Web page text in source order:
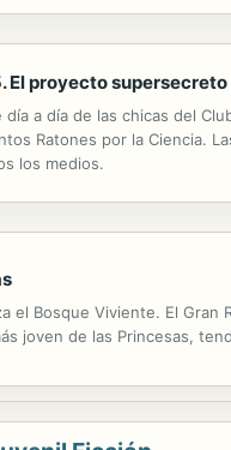
El proyecto supersecreto
a día de las chicas del
Ratones por la Ciencia.
los medios.
el Bosque Viviente. El
joven de las Princesas,